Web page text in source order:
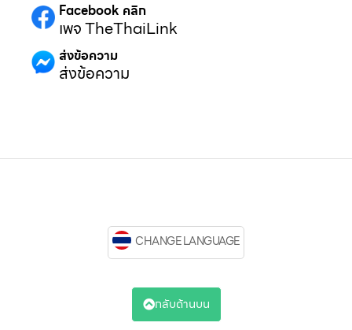
Facebook คลิก
เพจ TheThaiLink
ส่งข้อความ
ส่งข้อความ
CHANGE LANGUAGE
กลับด้านบน